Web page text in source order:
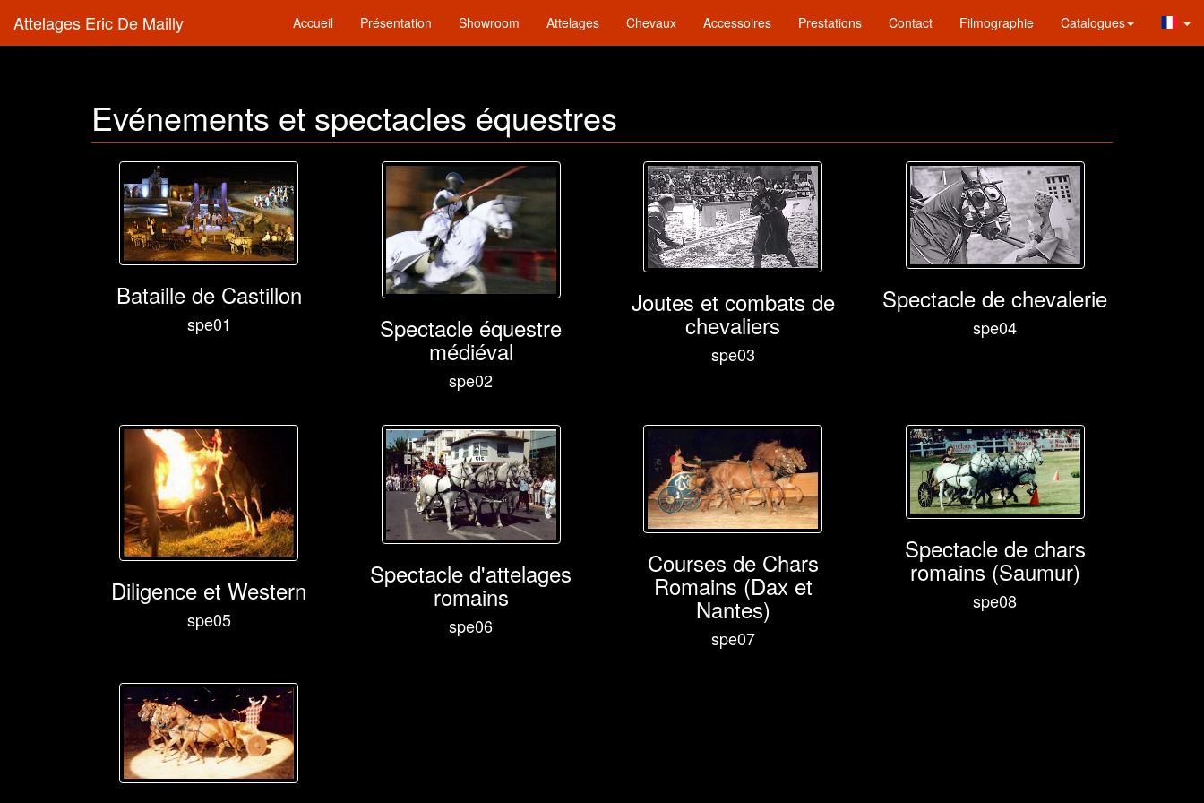
Attelages Eric De Mailly Accueil Présentation Showroom Attelages Chevaux Accessoires Prestations Contact Filmographie Catalogues
Evénements et spectacles équestres
Bataille de Castillon
spe01 Spectacle équestre
médiéval
spe02
Joutes et combats de
chevaliers
spe03
Spectacle de chevalerie
spe04
Diligence et Western
spe05
Spectacle d'attelages
romains
spe06
Courses de Chars
Romains (Dax et
Nantes)
spe07
Spectacle de chars
romains (Saumur)
spe08